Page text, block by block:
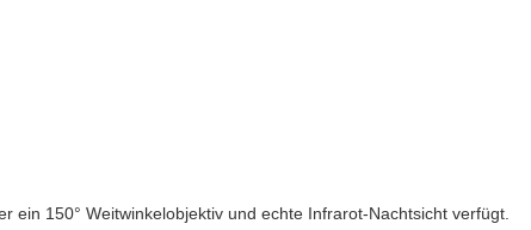
150° Weitwinkelobjektiv und echte Infrarot-Nachtsicht verfügt.